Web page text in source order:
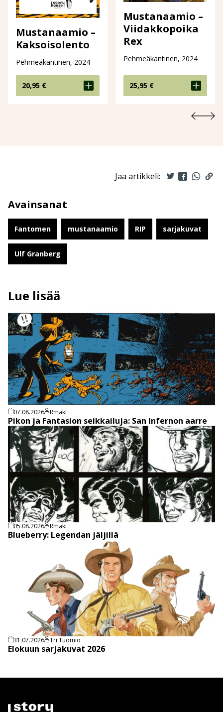
Mustanaamio –
Kaksoisolento
Pehmeäkantinen, 2024
20,95 €
Mustanaamio –
Viidakkopoika
Rex
Pehmeäkantinen, 2024
25,95 €
Jaa artikkeli:
Avainsanat
Fantomen mustanaamio RIP sarjakuvat
Ulf Granberg
Lue lisää
07.08.2026 Rmaki
Pikon ja Fantasion seikkailuja: San Infernon aarre
05.08.2026 Rmaki
Blueberry: Legendan jäljillä
31.07.2026 Tri Tuomio
Elokuun sarjakuvat 2026